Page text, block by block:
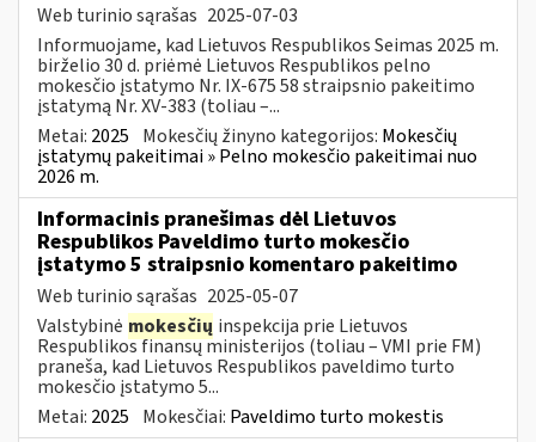
Web turinio sąrašas 2025-07-03
Informuojame, kad Lietuvos Respublikos Seimas 2025 m.
birželio 30 d. priėmė Lietuvos Respublikos pelno
mokesčio įstatymo Nr. IX-675 58 straipsnio pakeitimo
įstatymą Nr. XV-383 (toliau –...
Metai: 2025 Mokesčių žinyno kategorijos: Mokesčių
įstatymų pakeitimai » Pelno mokesčio pakeitimai nuo
2026 m.
Informacinis pranešimas dėl Lietuvos
Respublikos Paveldimo turto mokesčio
įstatymo 5 straipsnio komentaro pakeitimo
Web turinio sąrašas 2025-05-07
Valstybinė mokesčių inspekcija prie Lietuvos
Respublikos finansų ministerijos (toliau – VMI prie FM)
praneša, kad Lietuvos Respublikos paveldimo turto
mokesčio įstatymo 5...
Metai: 2025 Mokesčiai: Paveldimo turto mokestis